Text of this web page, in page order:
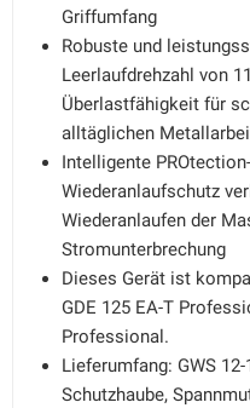
Griffumfang
Robuste und
Leerlaufdrehzahl von
Überlastfähigkeit für
alltäglichen
Intelligente
Wiederanlaufschutz
Wiederanlaufen der
Stromunterbrechung
Dieses Gerät ist
GDE 125 EA-T
Professional.
Lieferumfang: GWS
Schutzhaube,